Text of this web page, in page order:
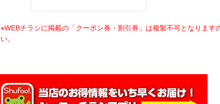
※WEBチラシに掲載の「クーポン券・割引券」は複製不可となりま
い。